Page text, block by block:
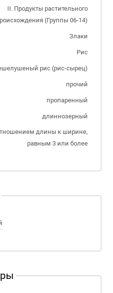
II. Продукты растительного
(Группы 06-14)
Злаки
Рис
рис (рис-сырец)
прочий
пропаренный
длиннозерный
длины к ширине,
равным 3 или более